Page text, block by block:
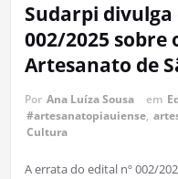
Sudarpi
002/2025 sobre
Artesanato de
Por Ana Luíza Sousa em
#artesanatopiauiense,
Cultura
A errata do edital nº 002/